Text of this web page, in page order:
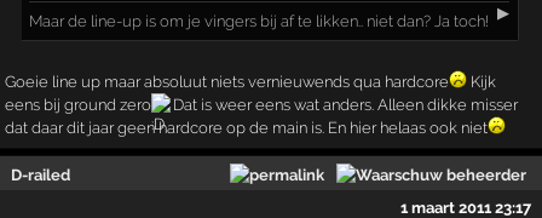
▶
Maar de line-up is om je vingers bij af te likken.. niet dan? Ja toch!
Goeie line up maar absoluut niets vernieuwends qua hardcore
Kijk
eens bij ground zero
Dat is weer eens wat anders. Alleen dikke misser
dat daar dit jaar geen hardcore op de main is. En hier helaas ook niet
D-railed
1 maart 2011 23:17